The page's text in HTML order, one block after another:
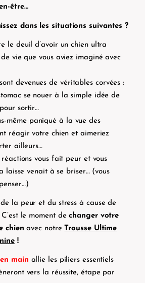
être…
dans les situations suivantes ?
le deuil d’avoir un chien ultra
vie que vous aviez imaginé avec
devenues de véritables corvées :
se nouer à la simple idée de
sortir…
même paniqué à la vue des
réagir votre chien et aimeriez
ailleurs…
vous fait peur et vous
laisse venait à se briser… (vous
de la peur et du stress à cause de
C’est le moment dechanger votre
chien avec notre
Trousse Ultime
!
main allie les piliers essentiels
vers la réussite, étape par